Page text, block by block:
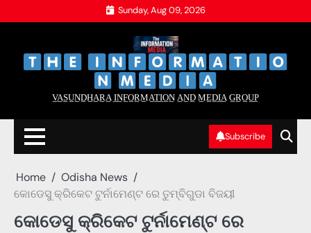
to
Sunday, Aug 09, 2026
V̲A̲S̲U̲N̲D̲H̲A̲R̲A̲ I̲N̲F̲O̲R̲M̲A̲T̲I̲O̲N̲ A̲N̲D̲ M̲E̲D̲I̲A̲ G̲R̲O̲U̲P̲
Subscribe
Home
Odisha News
କୋଡେସୁ କ୍ରିକେଟ ଟୁର୍ନାମେଣ୍ଟ ରେ ତୁମ୍ବିଗୁଡା ବିଜୟୀ
କୋଡେସୁ କ୍ରିକେଟ ଟୁର୍ନାମେଣ୍ଟ ରେ